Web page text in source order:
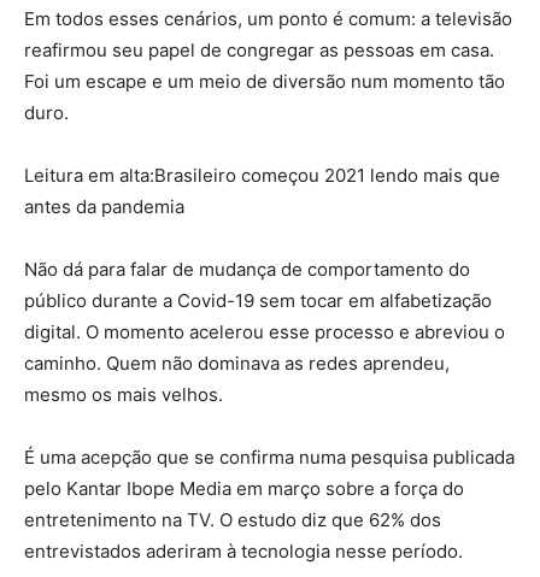
Em todos esses cenários, um ponto é comum: a televisão
reafirmou seu papel de congregar as pessoas em casa.
Foi um escape e um meio de diversão num momento tão
duro.
Leitura em alta:Brasileiro começou 2021 lendo mais que
antes da pandemia
Não dá para falar de mudança de comportamento do
público durante a Covid-19 sem tocar em alfabetização
digital. O momento acelerou esse processo e abreviou o
caminho. Quem não dominava as redes aprendeu,
mesmo os mais velhos.
É uma acepção que se confirma numa pesquisa publicada
pelo Kantar Ibope Media em março sobre a força do
entretenimento na TV. O estudo diz que 62% dos
entrevistados aderiram à tecnologia nesse período.